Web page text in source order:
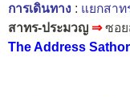
การเดินทาง : แยกสาท
สาทร-ประมวญ ⇒ซอย
The Address